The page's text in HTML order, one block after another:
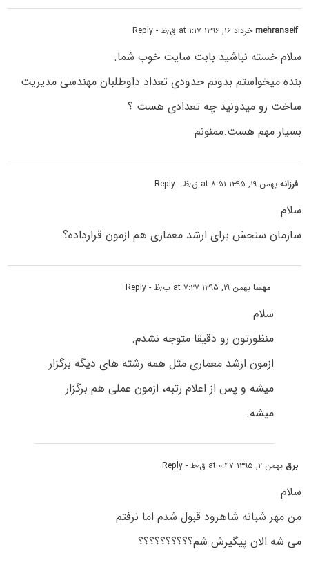
mehranseifخرداد ۱۶, ۱۳۹۶ at ۱:۱۷ ق٫ظ - Reply
سلام خسته نباشید بابت سایت خوب شما.
بنده میخواستم بدونم حدودی تعداد داوطلبان مهندسی مدیریت
ساخت رو میدونید چه تعدادی هست ؟
بسیار مهم هست.ممنونم
فرزانهبهمن ۱۹, ۱۳۹۵ at ۸:۵۱ ق٫ظ - Reply
سلام
سازمان سنجش برای ارشد معماری هم ازمون قرارداده؟
مهسابهمن ۱۹, ۱۳۹۵ at ۷:۲۷ ب٫ظ - Reply
سلام
منظورتون رو دقیقا متوجه نشدم.
ازمون ارشد معماری مثل همه رشته های دیگه برگزار
میشه و پس از اعلام رتبه، ازمون عملی هم برگزار
میشه.
برق بهمن ۲, ۱۳۹۵ at ۰:۴۷ ق٫ظ - Reply
سلام
من مهر شبانه شاهرود قبول شدم اما نرفتم
می شه الان پیگیرش شم؟؟؟؟؟؟؟؟؟؟